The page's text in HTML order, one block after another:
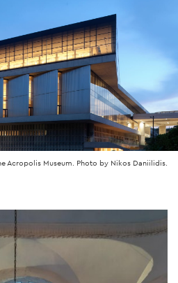
Acropolis Museum. Photo by Nikos Daniilidis.